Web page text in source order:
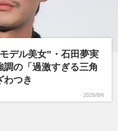
デル美女”・石田夢実
調の「過激すぎる三角
わつき
2026/8/6